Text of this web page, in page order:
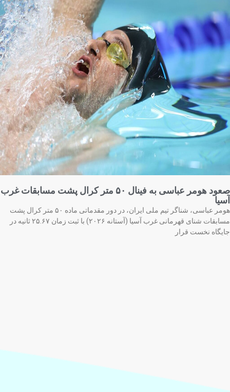
صعود هومر عباسی به فینال ۵۰ متر کرال پشت مسابقات غرب
هومر عباسی، شناگر تیم ملی ایران، در دور مقدماتی ماده ۵۰ متر کرال پشت
مسابقات شنای قهرمانی غرب آسیا (آستانه ۲۰۲۶) با ثبت زمان ۲۵.۶۷ ثانیه در
نخست قرار